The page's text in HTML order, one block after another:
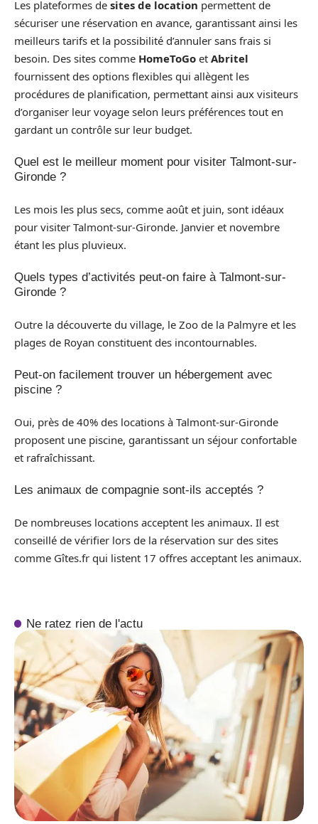
Les plateformes de sites de location permettent de
sécuriser une réservation en avance, garantissant ainsi les
meilleurs tarifs et la possibilité d’annuler sans frais si
besoin. Des sites comme HomeToGo et Abritel
fournissent des options flexibles qui allègent les
procédures de planification, permettant ainsi aux visiteurs
d’organiser leur voyage selon leurs préférences tout en
gardant un contrôle sur leur budget.
Quel est le meilleur moment pour visiter Talmont-sur-
Gironde ?
Les mois les plus secs, comme août et juin, sont idéaux
pour visiter Talmont-sur-Gironde. Janvier et novembre
étant les plus pluvieux.
Quels types d’activités peut-on faire à Talmont-sur-
Gironde ?
Outre la découverte du village, le Zoo de la Palmyre et les
plages de Royan constituent des incontournables.
Peut-on facilement trouver un hébergement avec
piscine ?
Oui, près de 40% des locations à Talmont-sur-Gironde
proposent une piscine, garantissant un séjour confortable
et rafraîchissant.
Les animaux de compagnie sont-ils acceptés ?
De nombreuses locations acceptent les animaux. Il est
conseillé de vérifier lors de la réservation sur des sites
comme Gîtes.fr qui listent 17 offres acceptant les animaux.
Ne ratez rien de l'actu